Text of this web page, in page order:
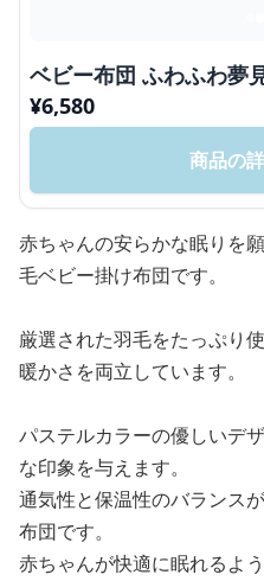
ベビー布団 ふわふわ夢
¥6,580
商品の
赤ちゃんの安らかな眠りを
毛ベビー掛け布団です。
厳選された羽毛をたっぷり
暖かさを両立しています。
パステルカラーの優しいデ
な印象を与えます。
通気性と保温性のバランス
布団です。
赤ちゃんが快適に眠れるよ